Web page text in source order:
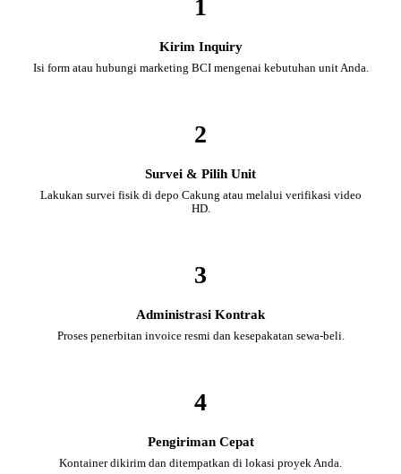
1
Kirim Inquiry
Isi form atau hubungi marketing BCI mengenai kebutuhan unit Anda.
2
Survei & Pilih Unit
Lakukan survei fisik di depo Cakung atau melalui verifikasi video
HD.
3
Administrasi Kontrak
Proses penerbitan invoice resmi dan kesepakatan sewa-beli.
4
Pengiriman Cepat
Kontainer dikirim dan ditempatkan di lokasi proyek Anda.